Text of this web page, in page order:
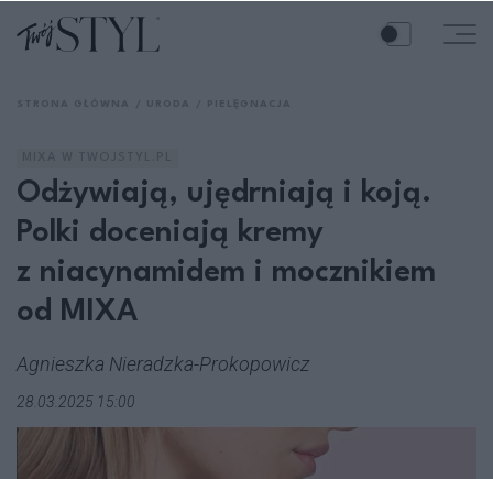
Odżywiają, ujędrniają i koją.
Polki doceniają kremy
z niacynamidem i mocznikiem
od MIXA
Agnieszka Nieradzka-Prokopowicz
28.03.2025 15:00